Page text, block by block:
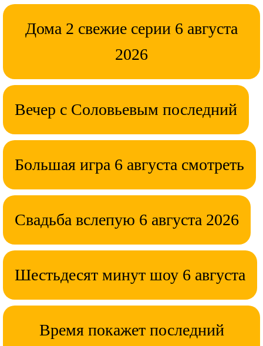
Дома 2 свежие серии 6 августа
2026
Вечер с Соловьевым последний
Большая игра 6 августа смотреть
Свадьба вслепую 6 августа 2026
Шестьдесят минут шоу 6 августа
Время покажет последний